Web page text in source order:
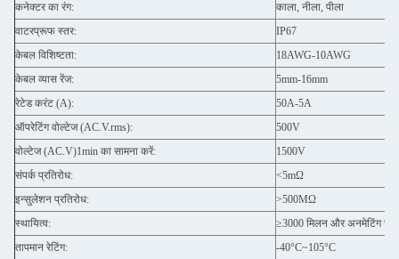
कनेक्टर का रंग:
काला, नीला, पीला
वाटरप्रूफ स्तर:
IP67
केबल विशिष्टता:
18AWG-10AWG
केबल व्यास रेंज:
5mm-16mm
रेटेड करंट (A):
50A-5A
ऑपरेटिंग वोल्टेज (AC.V.rms):
500V
वोल्टेज (AC.V)1min का सामना करें:
1500V
संपर्क प्रतिरोध:
<5mΩ
इन्सुलेशन प्रतिरोध:
>500MΩ
स्थायित्व:
≥3000 मिलन और अनमेटिंग
तापमान रेटिंग:
-40°C~105°C